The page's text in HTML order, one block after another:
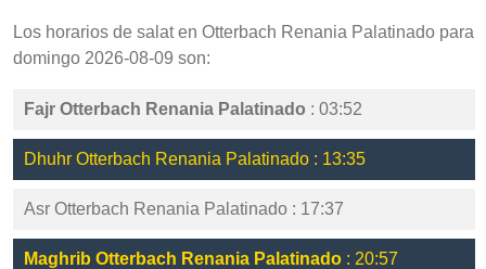
Los horarios de salat en Otterbach Renania Palatinado para
domingo 2026-08-09 son:
Fajr Otterbach Renania Palatinado : 03:52
Dhuhr Otterbach Renania Palatinado : 13:35
Asr Otterbach Renania Palatinado : 17:37
Maghrib Otterbach Renania Palatinado : 20:57